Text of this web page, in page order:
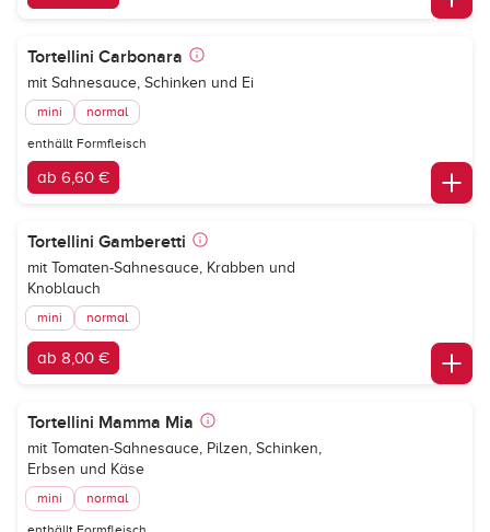
Tortellini Carbonara
mit Sahnesauce, Schinken und Ei
mini normal
enthällt Formfleisch
ab 6,60 €
Tortellini Gamberetti
mit Tomaten-Sahnesauce, Krabben und
Knoblauch
mini normal
ab 8,00 €
Tortellini Mamma Mia
mit Tomaten-Sahnesauce, Pilzen, Schinken,
Erbsen und Käse
mini normal